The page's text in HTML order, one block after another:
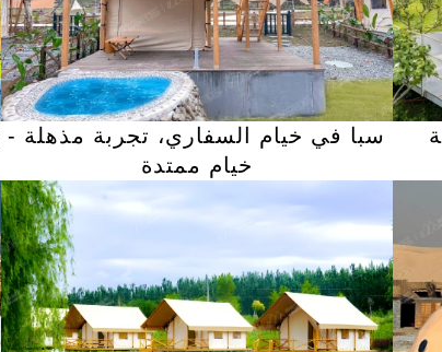
سبا في خيام السفاري، تجربة مذهلة -
خيام ممتدة